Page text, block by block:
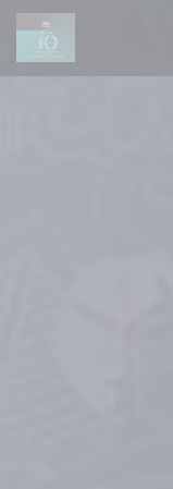
Cookie管理面板